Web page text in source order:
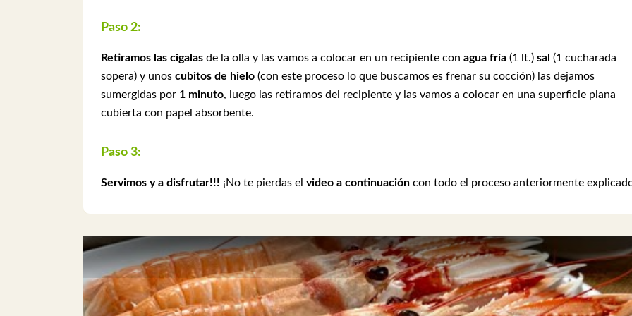
Paso 2:
Retiramos las cigalas de la olla y las vamos a colocar en un recipiente con agua fría (1 lt.) sal (1 cucharada
sopera) y unos cubitos de hielo (con este proceso lo que buscamos es frenar su cocción) las dejamos
sumergidas por 1 minuto, luego las retiramos del recipiente y las vamos a colocar en una superficie plana
cubierta con papel absorbente.
Paso 3:
Servimos y a disfrutar!!! ¡No te pierdas el video a continuación con todo el proceso anteriormente